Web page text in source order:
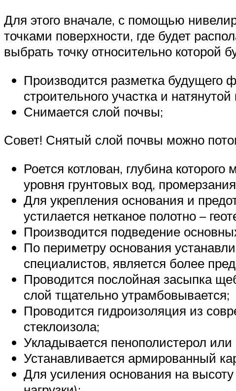
Для этого вначале, с помощью
точками поверхности, где будет
выбрать точку относительно которой
Производится разметка
строительного участка и
Снимается слой почвы;
Совет! Снятый слой почвы можно
Роется котлован, глубина
уровня грунтовых вод,
Для укрепления основания и
устилается нетканое полотно –
Производится подведение
По периметру основания
специалистов, является более
Проводится послойная засыпка
слой тщательно утрамбовывается;
Проводится гидроизоляция из
стеклоизола;
Укладывается пенополистерол
Устанавливается армированный
Для усиления основания на